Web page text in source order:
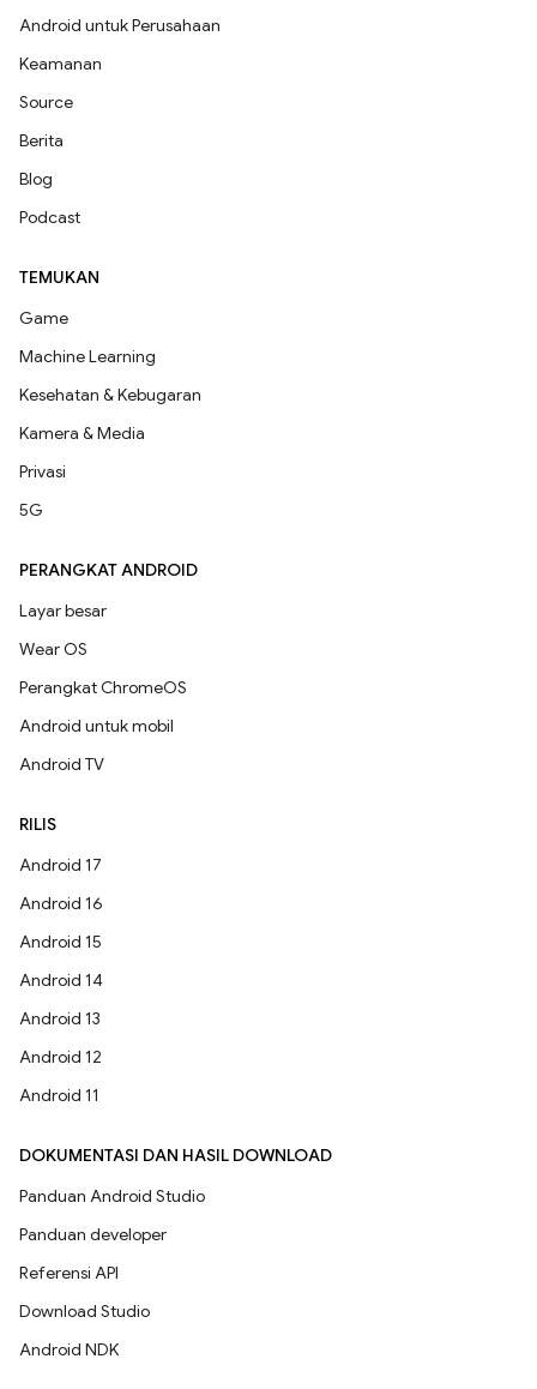
Android untuk Perusahaan
Keamanan
Source
Berita
Blog
Podcast
TEMUKAN
Game
Machine Learning
Kesehatan & Kebugaran
Kamera & Media
Privasi
5G
PERANGKAT ANDROID
Layar besar
Wear OS
Perangkat ChromeOS
Android untuk mobil
Android TV
RILIS
Android 17
Android 16
Android 15
Android 14
Android 13
Android 12
Android 11
DOKUMENTASI DAN HASIL DOWNLOAD
Panduan Android Studio
Panduan developer
Referensi API
Download Studio
Android NDK